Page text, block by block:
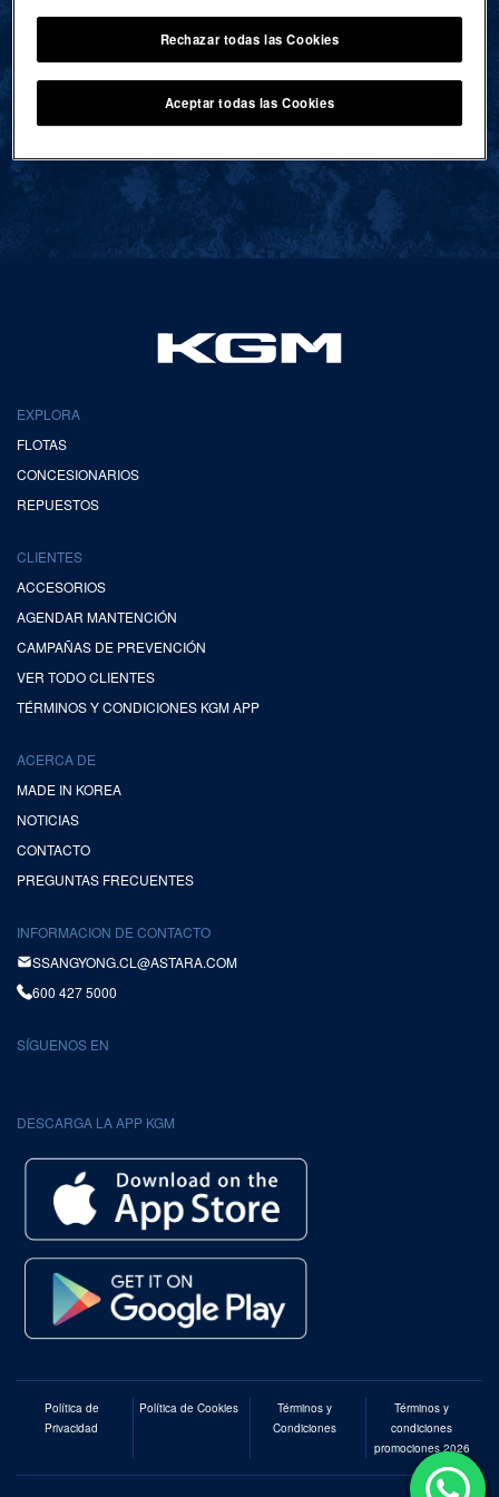
VOLVER AL INICIO
EXPLORA
FLOTAS
CONCESIONARIOS
REPUESTOS
CLIENTES
ACCESORIOS
AGENDAR MANTENCIÓN
CAMPAÑAS DE PREVENCIÓN
VER TODO CLIENTES
TÉRMINOS Y CONDICIONES KGM APP
ACERCA DE
MADE IN KOREA
NOTICIAS
CONTACTO
PREGUNTAS FRECUENTES
INFORMACION DE CONTACTO
SSANGYONG.CL@ASTARA.COM
600 427 5000
SÍGUENOS EN
DESCARGA LA APP KGM
Política de
Privacidad
Política de Cookies
Términos y
Condiciones
Términos y
condiciones
promociones 2026
Rechazar todas las Cookies
Aceptar todas las Cookies